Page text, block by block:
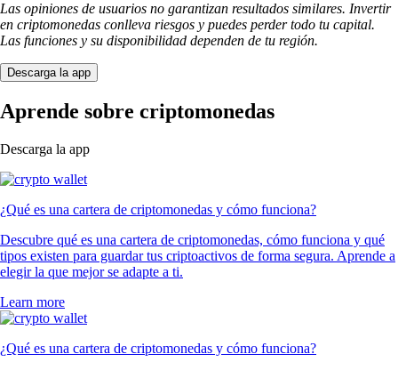
Las opiniones de usuarios no garantizan resultados similares. Invertir
en criptomonedas conlleva riesgos y puedes perder todo tu capital.
Las funciones y su disponibilidad dependen de tu región.
Descarga la app
Aprende sobre criptomonedas
Descarga la app
¿Qué es una cartera de criptomonedas y cómo funciona?
Descubre qué es una cartera de criptomonedas, cómo funciona y qué
tipos existen para guardar tus criptoactivos de forma segura. Aprende a
elegir la que mejor se adapte a ti.
Learn more
¿Qué es una cartera de criptomonedas y cómo funciona?